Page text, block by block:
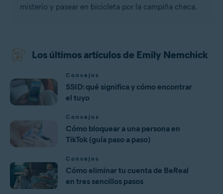
misterio y pasear en bicicleta por la campiña checa.
Los últimos artículos de Emily Nemchick
Consejos
SSID: qué significa y cómo encontrar
el tuyo
Consejos
Cómo bloquear a una persona en
TikTok (guía paso a paso)
Consejos
Cómo eliminar tu cuenta de BeReal
en tres sencillos pasos